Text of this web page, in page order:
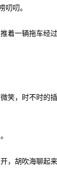
叨叨。
着一辆拖车经
笑，时不时的
，胡吹海聊起